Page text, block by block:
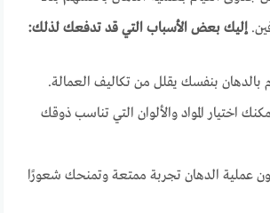
إليك بعض الأسباب التي قد تدفعك لذلك:
بالدهان بنفسك يقلل من تكاليف العمالة.
اختيار المواد والألوان التي تناسب ذوقك
عملية الدهان تجربة ممتعة وتمنحك شعورًا